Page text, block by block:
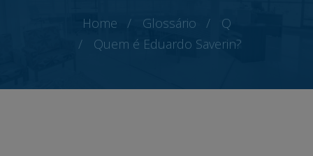
Home Glossário
Q
Quem é Eduardo Saverin?